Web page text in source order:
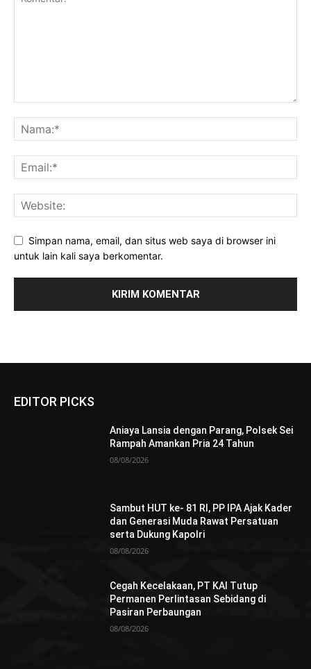
Simpan nama, email, dan situs web saya di browser ini
untuk lain kali saya berkomentar.
EDITOR PICKS
Aniaya Lansia dengan Parang, Polsek Sei
Rampah Amankan Pria 24 Tahun
08/08/2026
Sambut HUT ke- 81 RI, PP IPA Ajak Kader
dan Generasi Muda Rawat Persatuan
serta Dukung Kapolri
08/08/2026
Cegah Kecelakaan, PT KAI Tutup
Permanen Perlintasan Sebidang di
Pasiran Perbaungan
08/08/2026